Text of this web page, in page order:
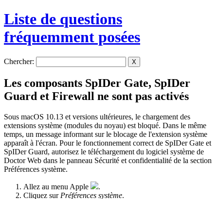
Liste de questions
fréquemment posées
Chercher: X
Les composants SpIDer Gate, SpIDer
Guard et Firewall ne sont pas activés
Sous macOS 10.13 et versions ultérieures, le chargement des
extensions système (modules du noyau) est bloqué. Dans le même
temps, un message informant sur le blocage de l'extension système
apparaît à l'écran. Pour le fonctionnement correct de SpIDer Gate et
SpIDer Guard, autorisez le téléchargement du logiciel système de
Doctor Web dans le panneau Sécurité et confidentialité de la section
Préférences système.
Allez au menu Apple
.
Cliquez sur Préférences système.